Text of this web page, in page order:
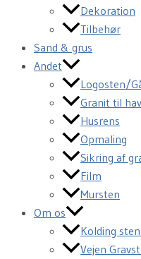
Dekoration
Tilbehør
Sand & grus
Andet
Logosten/
Granit til
Husrens
Opmaling
Sikring af
Film
Mursten
Om os
Kolding
Vejen